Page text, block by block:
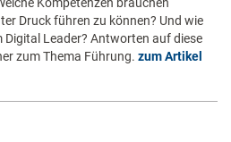
Kompetenzen brauchen
Druck führen zu können? Und wie
Leader? Antworten auf diese
zum Thema Führung. zum Artikel